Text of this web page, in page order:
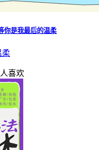
你是我最后的温柔
柔
喜欢